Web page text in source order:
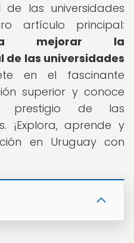
las universidades
artículo principal:
mejorar la
las universidades
en el fascinante
superior y conoce
prestigio de las
¡Explora, aprende y
en Uruguay con